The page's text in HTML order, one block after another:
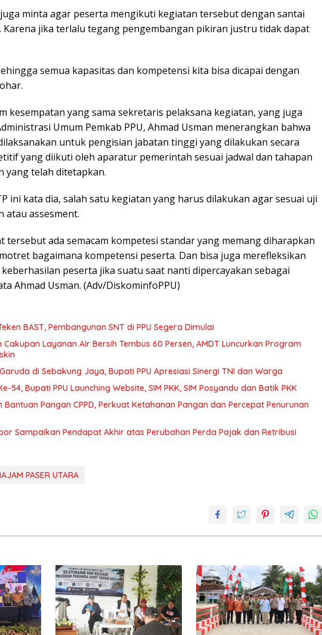
minta agar peserta mengikuti kegiatan tersebut dengan santai
Karena jika terlalu tegang pengembangan pikiran justru tidak dapat
semua kapasitas dan kompetensi kita bisa dicapai dengan
kesempatan yang sama sekretaris pelaksana kegiatan, yang juga
Umum Pemkab PPU, Ahmad Usman menerangkan bahwa
untuk pengisian jabatan tinggi yang dilakukan secara
yang diikuti oleh aparatur pemerintah sesuai jadwal dan tahapan
yang telah ditetapkan.
ini kata dia, salah satu kegiatan yang harus dilakukan agar sesuai uji
atau assesment.
tersebut ada semacam kompetesi standar yang memang diharapkan
bagaimana kompetensi peserta. Dan bisa juga merefleksikan
peserta jika suatu saat nanti dipercayakan sebagai
Ahmad Usman. (Adv/DiskominfoPPU)
BAST, Pembangunan SNT di PPU Segera Dimulai
Cakupan Layanan Air Bersih Tembus 60 Persen, AMDT Luncurkan Program
di Sebakung Jaya, Bupati PPU Apresiasi Sinergi TNI dan Warga
54, Bupati PPU Launching Website, SIM PKK, SIM Posyandu dan Batik PKK
Bantuan Pangan CPPD, Perkuat Ketahanan Pangan dan Percepat Penurunan
Sampaikan Pendapat Akhir atas Perubahan Perda Pajak dan Retribusi
PASER UTARA